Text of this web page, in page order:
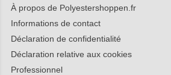
À propos de Polyestershoppen.fr
Informations de contact
Déclaration de confidentialité
Déclaration relative aux cookies
Professionnel